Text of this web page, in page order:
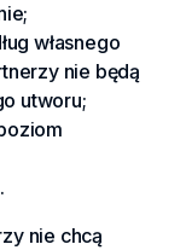
własnego
nie będą
utworu;
nie chcą